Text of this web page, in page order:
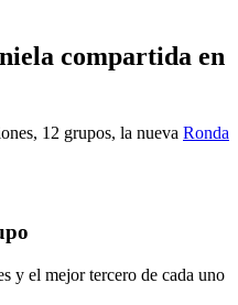
compartida en
12 grupos, la nueva Ronda
y el mejor tercero de cada uno